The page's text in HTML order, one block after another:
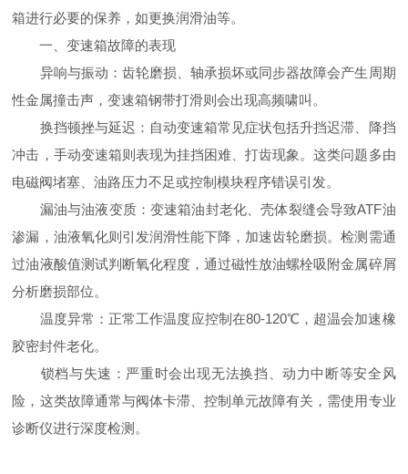
箱进行必要的保养，如更换润滑油等。
一、变速箱故障的表现
异响与振动：齿轮磨损、轴承损坏或同步器故障会产生周期
性金属撞击声，变速箱钢带打滑则会出现高频啸叫。
换挡顿挫与延迟：自动变速箱常见症状包括升挡迟滞、降挡
冲击，手动变速箱则表现为挂挡困难、打齿现象。这类问题多由
电磁阀堵塞、油路压力不足或控制模块程序错误引发。
漏油与油液变质：变速箱油封老化、壳体裂缝会导致ATF油
渗漏，油液氧化则引发润滑性能下降，加速齿轮磨损。检测需通
过油液酸值测试判断氧化程度，通过磁性放油螺栓吸附金属碎屑
分析磨损部位。
温度异常：正常工作温度应控制在80-120℃，超温会加速橡
胶密封件老化。
锁档与失速：严重时会出现无法换挡、动力中断等安全风
险，这类故障通常与阀体卡滞、控制单元故障有关，需使用专业
诊断仪进行深度检测。